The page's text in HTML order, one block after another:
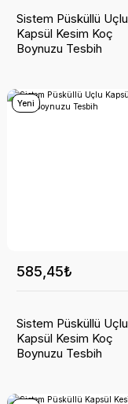
Sistem Püsküllü Uçlu
Kapsül Kesim Koç
Boynuzu Tesbih
Yeni
585,45₺
Sistem Püsküllü Uçlu
Kapsül Kesim Koç
Boynuzu Tesbih